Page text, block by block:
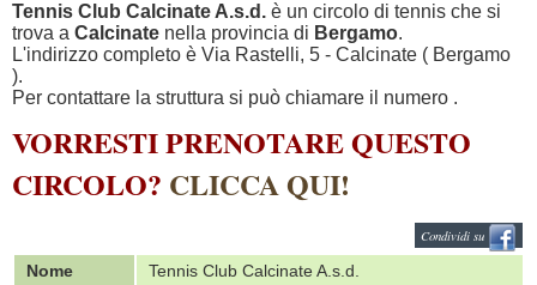
Tennis Club Calcinate A.s.d. è un circolo di tennis che si
trova a Calcinate nella provincia di Bergamo.
L'indirizzo completo è Via Rastelli, 5 - Calcinate ( Bergamo
).
Per contattare la struttura si può chiamare il numero .
VORRESTI PRENOTARE QUESTO
CIRCOLO? CLICCA QUI!
Condividi su
Nome
Tennis Club Calcinate A.s.d.